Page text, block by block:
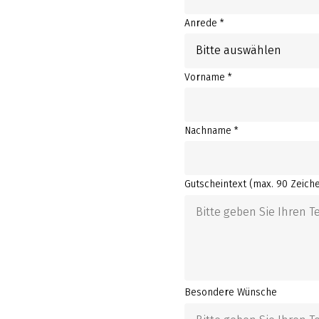
Anrede *
Bitte auswählen
Vorname *
Nachname *
Gutscheintext(max. 90
Besondere Wünsche